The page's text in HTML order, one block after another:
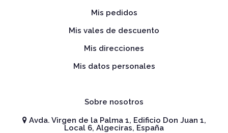
Mis pedidos
Mis vales de descuento
Mis direcciones
Mis datos personales
Sobre nosotros
Avda. Virgen de la Palma 1, Edificio Don Juan 1,
Local 6, Algeciras, España